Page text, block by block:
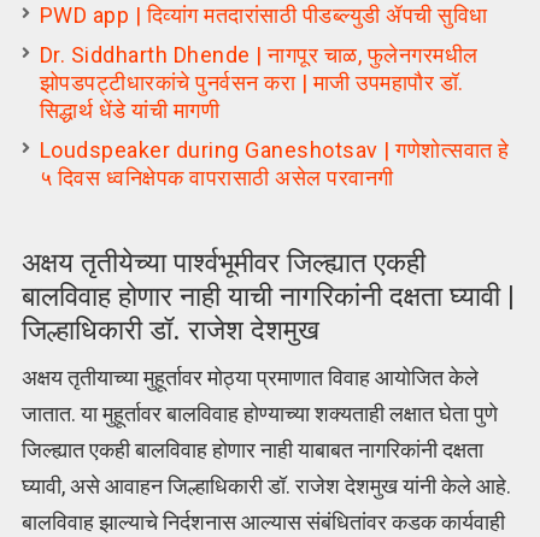
PWD app | दिव्यांग मतदारांसाठी पीडब्ल्युडी ॲपची सुविधा
Dr. Siddharth Dhende | नागपूर चाळ, फुलेनगरमधील
झोपडपट्टीधारकांचे पुनर्वसन करा | माजी उपमहापौर डॉ.
सिद्धार्थ धेंडे यांची मागणी
Loudspeaker during Ganeshotsav | गणेशोत्सवात हे
५ दिवस ध्वनिक्षेपक वापरासाठी असेल परवानगी
अक्षय तृतीयेच्या पार्श्वभूमीवर जिल्ह्यात एकही
बालविवाह होणार नाही याची नागरिकांनी दक्षता घ्यावी |
जिल्हाधिकारी डॉ. राजेश देशमुख
अक्षय तृतीयाच्या मुहूर्तावर मोठ्या प्रमाणात विवाह आयोजित केले
जातात. या मुहूर्तावर बालविवाह होण्याच्या शक्यताही लक्षात घेता पुणे
जिल्ह्यात एकही बालविवाह होणार नाही याबाबत नागरिकांनी दक्षता
घ्यावी, असे आवाहन जिल्हाधिकारी डॉ. राजेश देशमुख यांनी केले आहे.
बालविवाह झाल्याचे निर्दशनास आल्यास संबंधितांवर कडक कार्यवाही